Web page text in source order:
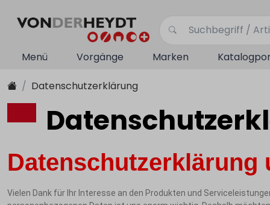
Menü Vorgänge Marken
Datenschutzerklärung
Datenschutzerklärung
Vielen Dank für Ihr Interesse an den Produkten und